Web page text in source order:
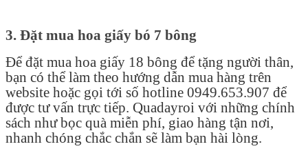
3. Đặt mua hoa giấy bó 7 bông
Để đặt mua hoa giấy 18 bông để tặng người thân,
bạn có thể làm theo hướng dẫn mua hàng trên
website hoặc gọi tới số hotline 0949.653.907 để
được tư vấn trực tiếp. Quadayroi với những chính
sách như bọc quà miễn phí, giao hàng tận nơi,
nhanh chóng chắc chắn sẽ làm bạn hài lòng.